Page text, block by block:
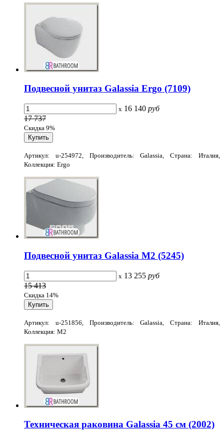
Подвесной унитаз Galassia Ergo (7109)
x 16 140 руб
17 737
Скидка 9%
Артикул: u-254972, Производитель: Galassia, Страна: Италия,
Коллекция: Ergo
Подвесной унитаз Galassia М2 (5245)
x 13 255 руб
15 413
Скидка 14%
Артикул: u-251856, Производитель: Galassia, Страна: Италия,
Коллекция: М2
Техническая раковина Galassia 45 см (2002)